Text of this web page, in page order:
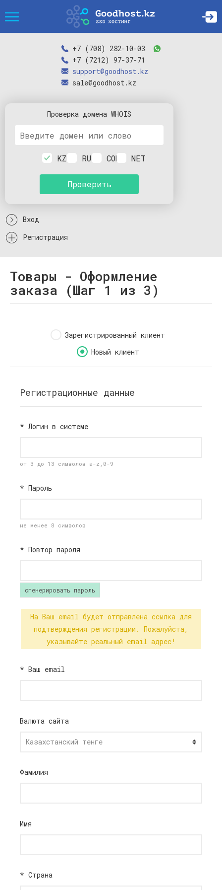
+7 (708) 282-10-03
+7 (7212) 97-37-71
support@goodhost.kz
sale@goodhost.kz
Проверка домена WHOIS
Проверить
KZ RU COM NET
Вход
Регистрация
Товары - Оформление
заказа (Шаг 1 из 3)
Зарегистрированный клиент
Новый клиент
Регистрационные данные
* Логин в системе
от 3 до 13 символов a-z,0-9
* Пароль
не менее 8 символов
* Повтор пароля
сгенерировать пароль
На Ваш email будет отправлена ссылка для
подтверждения регистрации. Пожалуйста,
указывайте реальный email адрес!
* Ваш email
Валюта сайта
Фамилия
Имя
* Страна